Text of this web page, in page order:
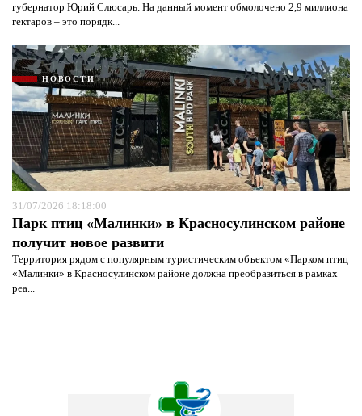
губернатор Юрий Слюсарь. На данный момент обмолочено 2,9 миллиона
гектаров – это порядк...
НОВОСТИ
31/07/2026 18:18:00
Парк птиц «Малинки» в Красносулинском районе
получит новое развити
Территория рядом с популярным туристическим объектом «Парком птиц
«Малинки» в Красносулинском районе должна преобразиться в рамках
реа...